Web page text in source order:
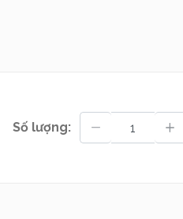
tinh giản —
“đẹp mắt,
Số lượng: